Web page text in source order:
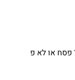
פסח או לא פ